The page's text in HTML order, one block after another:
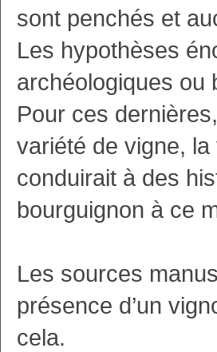
sont penchés et
Les hypothèses
archéologiques ou
Pour ces
variété de vigne,
conduirait à des
bourguignon à ce
Les sources
présence d’un
cela.